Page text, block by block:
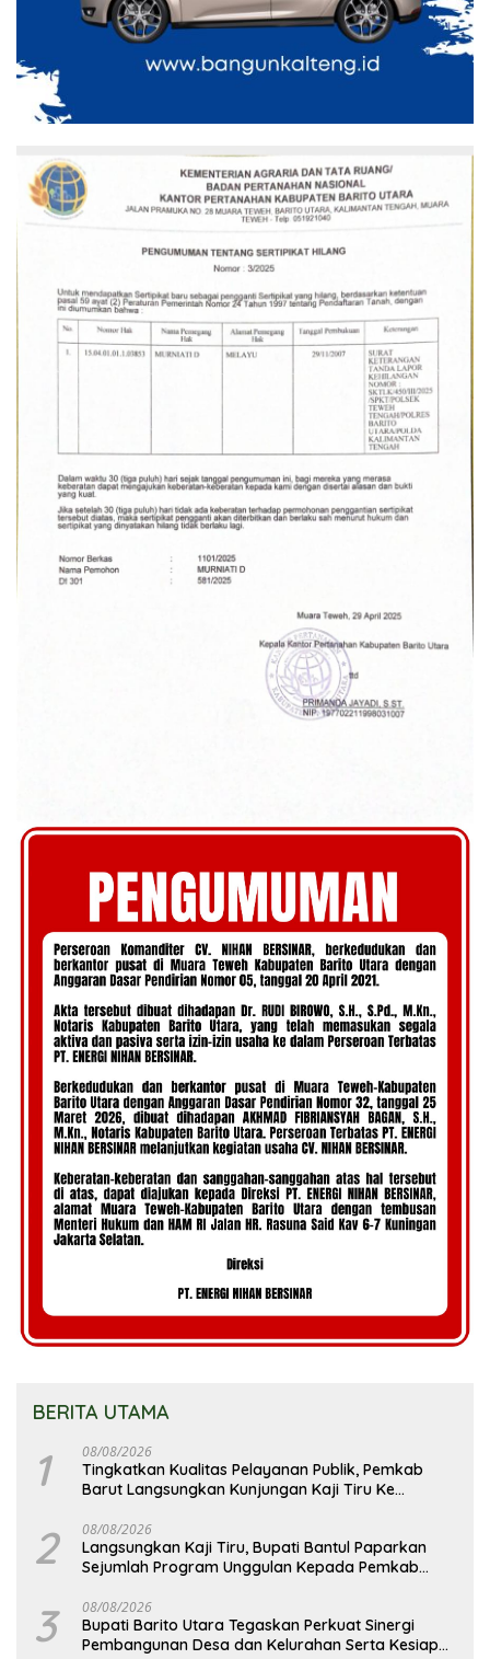
BERITA UTAMA
1 08/08/2026
Tingkatkan Kualitas Pelayanan Publik, Pemkab
Barut Langsungkan Kunjungan Kaji Tiru Ke
2 08/08/2026
Langsungkan Kaji Tiru, Bupati Bantul Paparkan
Sejumlah Program Unggulan Kepada Pemkab
3 08/08/2026
Bupati Barito Utara Tegaskan Perkuat Sinergi
Pembangunan Desa dan Kelurahan Serta Kesiapan